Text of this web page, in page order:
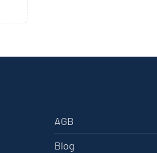
AGB
Blog